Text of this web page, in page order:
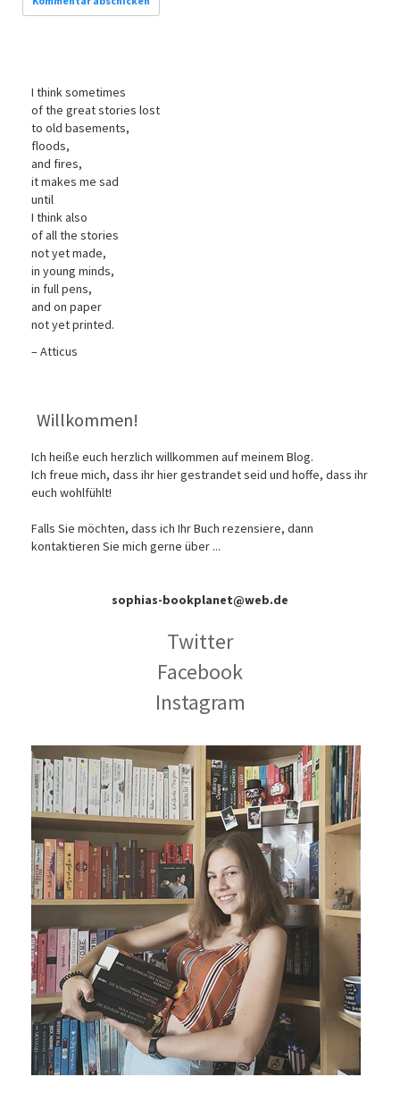
I think sometimes
of the great stories lost
to old basements,
floods,
and fires,
it makes me sad
until
I think also
of all the stories
not yet made,
in young minds,
in full pens,
and on paper
not yet printed.
– Atticus
Willkommen!
Ich heiße euch herzlich willkommen auf meinem Blog.
Ich freue mich, dass ihr hier gestrandet seid und hoffe, dass ihr
euch wohlfühlt!
Falls Sie möchten, dass ich Ihr Buch rezensiere, dann
kontaktieren Sie mich gerne über ...
sophias-bookplanet@web.de
Twitter
Facebook
Instagram